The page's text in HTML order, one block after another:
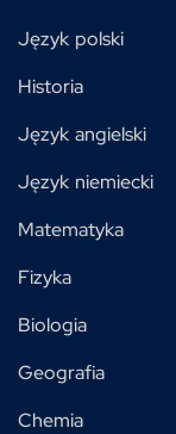
Język polski
Historia
Język angielski
Język niemiecki
Matematyka
Fizyka
Biologia
Geografia
Chemia